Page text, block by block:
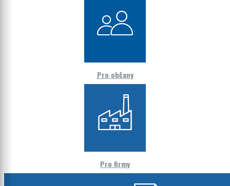
Pro občany
Pro firmy